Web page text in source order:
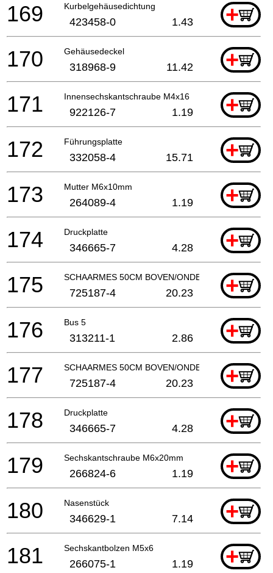
Kurbelgehäusedichtung +
169 423458-0 1.43
Gehäusedeckel +
170 318968-9 11.42
Innensechskantschraube M4x16 +
171 922126-7 1.19
Führungsplatte +
172 332058-4 15.71
Mutter M6x10mm +
173 264089-4 1.19
Druckplatte +
174 346665-7 4.28
SCHAARMES 50CM BOVEN/ONDER +
175 725187-4 20.23
Bus 5 +
176 313211-1 2.86
SCHAARMES 50CM BOVEN/ONDER +
177 725187-4 20.23
Druckplatte +
178 346665-7 4.28
Sechskantschraube M6x20mm +
179 266824-6 1.19
Nasenstück +
180 346629-1 7.14
Sechskantbolzen M5x6 +
181 266075-1 1.19